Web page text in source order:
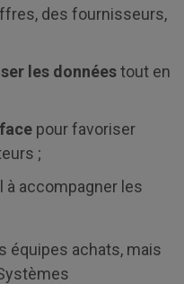
des fournisseurs,
les donnéestout en
pour favoriser
;
à accompagner les
équipes achats, mais